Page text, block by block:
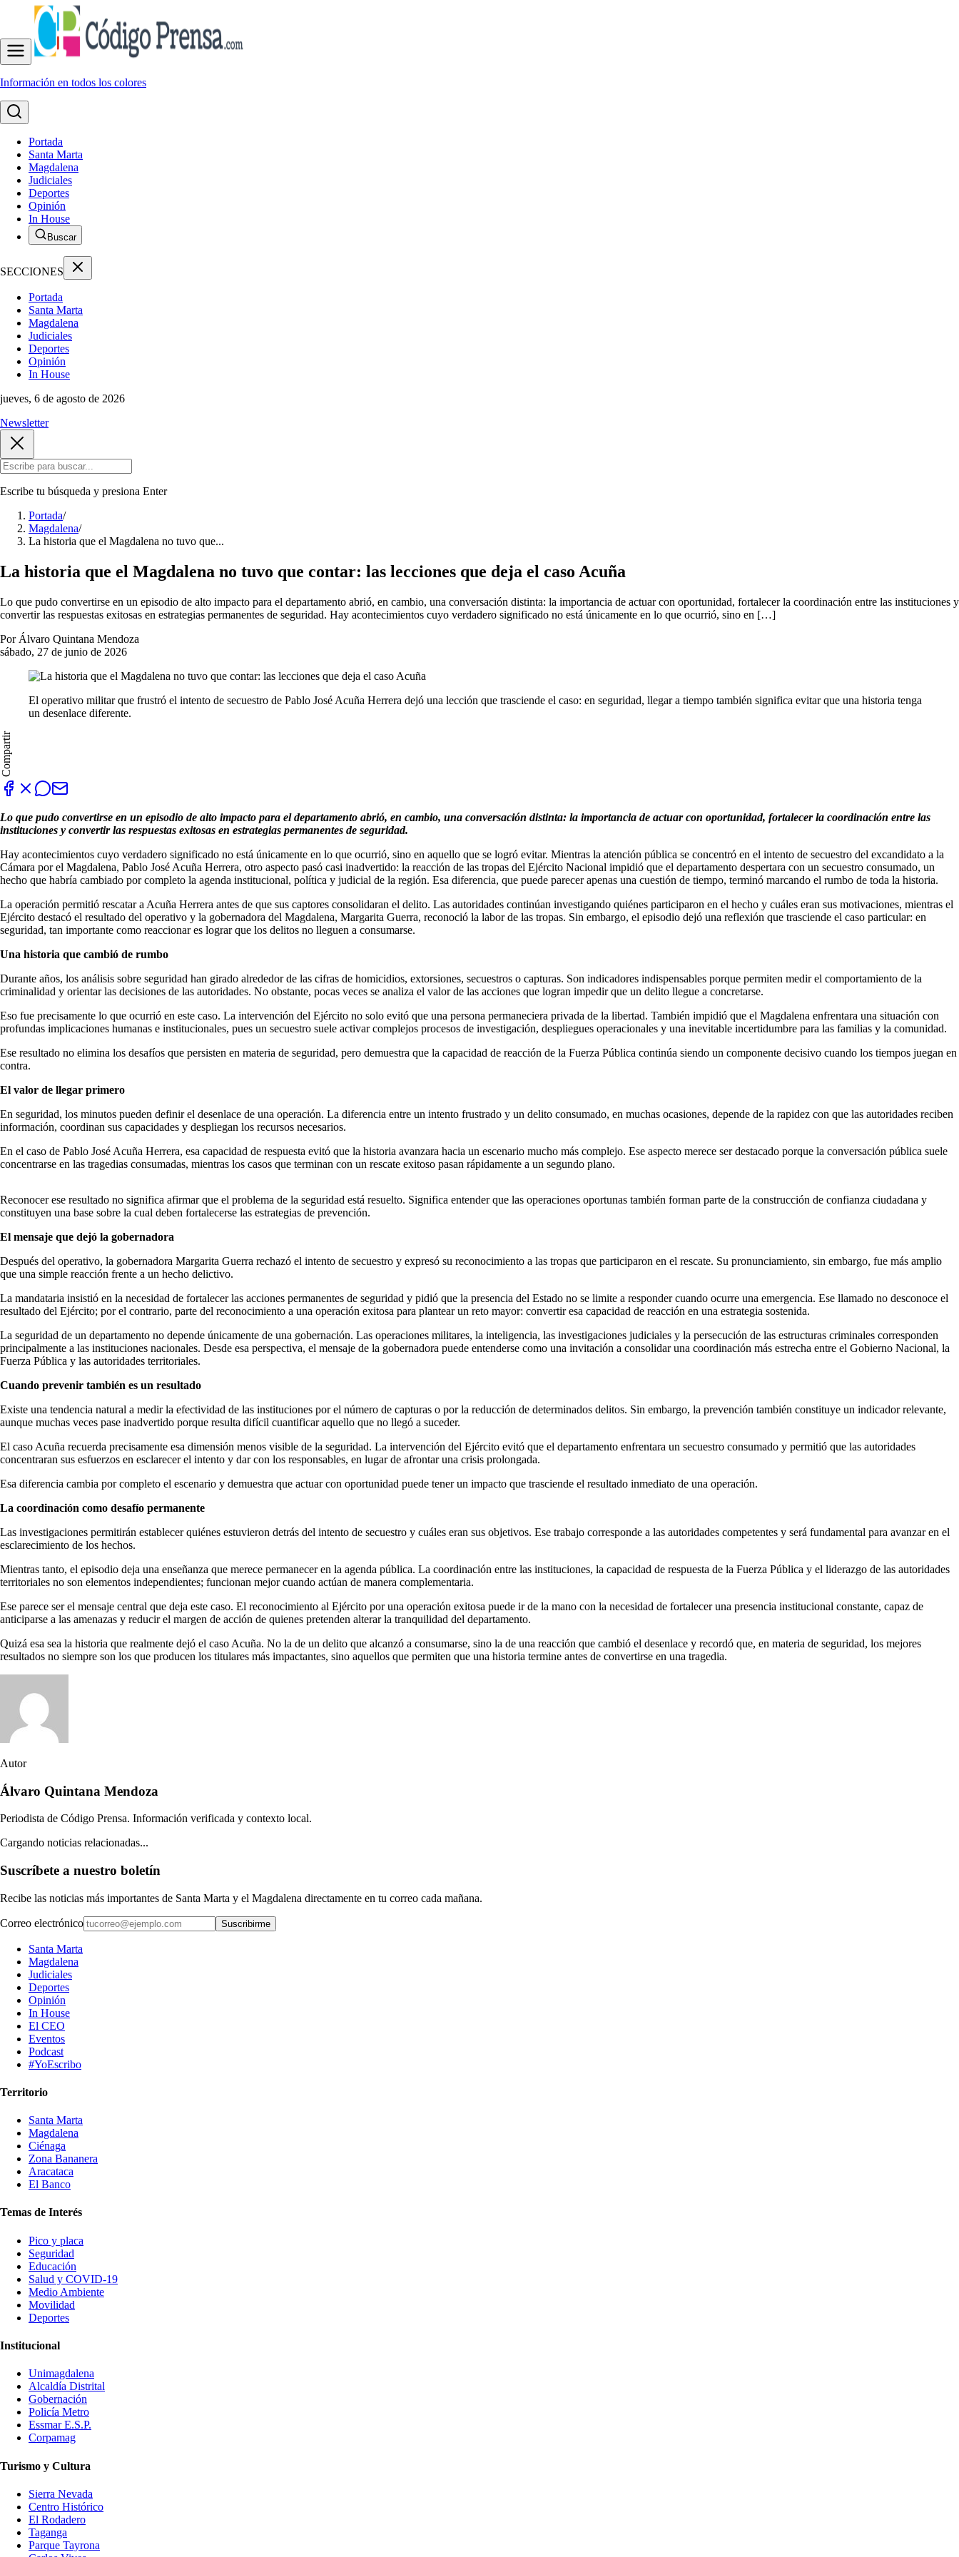
Información en todos los colores
Portada
Santa Marta
Magdalena
Judiciales
Deportes
Opinión
In House
Buscar
SECCIONES
Portada
Santa Marta
Magdalena
Judiciales
Deportes
Opinión
In House
jueves, 6 de agosto de 2026
Newsletter
Escribe tu búsqueda y presiona Enter
Portada/
Magdalena/
La historia que el Magdalena no tuvo que...
La historia que el Magdalena no tuvo que contar: las lecciones que deja el caso Acuña
Lo que pudo convertirse en un episodio de alto impacto para el departamento abrió, en cambio, una conversación distinta: la importancia de actuar con oportunidad, fortalecer la coordinación entre las instituciones y
convertir las respuestas exitosas en estrategias permanentes de seguridad. Hay acontecimientos cuyo verdadero significado no está únicamente en lo que ocurrió, sino en […]
Por Álvaro Quintana Mendoza
sábado, 27 de junio de 2026
El operativo militar que frustró el intento de secuestro de Pablo José Acuña Herrera dejó una lección que trasciende el caso: en seguridad, llegar a tiempo también significa evitar que una historia tenga
un desenlace diferente.
Compartir
Lo que pudo convertirse en un episodio de alto impacto para el departamento abrió, en cambio, una conversación distinta: la importancia de actuar con oportunidad, fortalecer la coordinación entre las
instituciones y convertir las respuestas exitosas en estrategias permanentes de seguridad.
Hay acontecimientos cuyo verdadero significado no está únicamente en lo que ocurrió, sino en aquello que se logró evitar. Mientras la atención pública se concentró en el intento de secuestro del excandidato a la
Cámara por el Magdalena, Pablo José Acuña Herrera, otro aspecto pasó casi inadvertido: la reacción de las tropas del Ejército Nacional impidió que el departamento despertara con un secuestro consumado, un
hecho que habría cambiado por completo la agenda institucional, política y judicial de la región. Esa diferencia, que puede parecer apenas una cuestión de tiempo, terminó marcando el rumbo de toda la historia.
La operación permitió rescatar a Acuña Herrera antes de que sus captores consolidaran el delito. Las autoridades continúan investigando quiénes participaron en el hecho y cuáles eran sus motivaciones, mientras el
Ejército destacó el resultado del operativo y la gobernadora del Magdalena, Margarita Guerra, reconoció la labor de las tropas. Sin embargo, el episodio dejó una reflexión que trasciende el caso particular: en
seguridad, tan importante como reaccionar es lograr que los delitos no lleguen a consumarse.
Una historia que cambió de rumbo
Durante años, los análisis sobre seguridad han girado alrededor de las cifras de homicidios, extorsiones, secuestros o capturas. Son indicadores indispensables porque permiten medir el comportamiento de la
criminalidad y orientar las decisiones de las autoridades. No obstante, pocas veces se analiza el valor de las acciones que logran impedir que un delito llegue a concretarse.
Eso fue precisamente lo que ocurrió en este caso. La intervención del Ejército no solo evitó que una persona permaneciera privada de la libertad. También impidió que el Magdalena enfrentara una situación con
profundas implicaciones humanas e institucionales, pues un secuestro suele activar complejos procesos de investigación, despliegues operacionales y una inevitable incertidumbre para las familias y la comunidad.
Ese resultado no elimina los desafíos que persisten en materia de seguridad, pero demuestra que la capacidad de reacción de la Fuerza Pública continúa siendo un componente decisivo cuando los tiempos juegan en
contra.
El valor de llegar primero
En seguridad, los minutos pueden definir el desenlace de una operación. La diferencia entre un intento frustrado y un delito consumado, en muchas ocasiones, depende de la rapidez con que las autoridades reciben
información, coordinan sus capacidades y despliegan los recursos necesarios.
En el caso de Pablo José Acuña Herrera, esa capacidad de respuesta evitó que la historia avanzara hacia un escenario mucho más complejo. Ese aspecto merece ser destacado porque la conversación pública suele
concentrarse en las tragedias consumadas, mientras los casos que terminan con un rescate exitoso pasan rápidamente a un segundo plano.
Reconocer ese resultado no significa afirmar que el problema de la seguridad está resuelto. Significa entender que las operaciones oportunas también forman parte de la construcción de confianza ciudadana y
constituyen una base sobre la cual deben fortalecerse las estrategias de prevención.
El mensaje que dejó la gobernadora
Después del operativo, la gobernadora Margarita Guerra rechazó el intento de secuestro y expresó su reconocimiento a las tropas que participaron en el rescate. Su pronunciamiento, sin embargo, fue más amplio
que una simple reacción frente a un hecho delictivo.
La mandataria insistió en la necesidad de fortalecer las acciones permanentes de seguridad y pidió que la presencia del Estado no se limite a responder cuando ocurre una emergencia. Ese llamado no desconoce el
resultado del Ejército; por el contrario, parte del reconocimiento a una operación exitosa para plantear un reto mayor: convertir esa capacidad de reacción en una estrategia sostenida.
La seguridad de un departamento no depende únicamente de una gobernación. Las operaciones militares, la inteligencia, las investigaciones judiciales y la persecución de las estructuras criminales corresponden
principalmente a las instituciones nacionales. Desde esa perspectiva, el mensaje de la gobernadora puede entenderse como una invitación a consolidar una coordinación más estrecha entre el Gobierno Nacional, la
Fuerza Pública y las autoridades territoriales.
Cuando prevenir también es un resultado
Existe una tendencia natural a medir la efectividad de las instituciones por el número de capturas o por la reducción de determinados delitos. Sin embargo, la prevención también constituye un indicador relevante,
aunque muchas veces pase inadvertido porque resulta difícil cuantificar aquello que no llegó a suceder.
El caso Acuña recuerda precisamente esa dimensión menos visible de la seguridad. La intervención del Ejército evitó que el departamento enfrentara un secuestro consumado y permitió que las autoridades
concentraran sus esfuerzos en esclarecer el intento y dar con los responsables, en lugar de afrontar una crisis prolongada.
Esa diferencia cambia por completo el escenario y demuestra que actuar con oportunidad puede tener un impacto que trasciende el resultado inmediato de una operación.
La coordinación como desafío permanente
Las investigaciones permitirán establecer quiénes estuvieron detrás del intento de secuestro y cuáles eran sus objetivos. Ese trabajo corresponde a las autoridades competentes y será fundamental para avanzar en el
esclarecimiento de los hechos.
Mientras tanto, el episodio deja una enseñanza que merece permanecer en la agenda pública. La coordinación entre las instituciones, la capacidad de respuesta de la Fuerza Pública y el liderazgo de las autoridades
territoriales no son elementos independientes; funcionan mejor cuando actúan de manera complementaria.
Ese parece ser el mensaje central que deja este caso. El reconocimiento al Ejército por una operación exitosa puede ir de la mano con la necesidad de fortalecer una presencia institucional constante, capaz de
anticiparse a las amenazas y reducir el margen de acción de quienes pretenden alterar la tranquilidad del departamento.
Quizá esa sea la historia que realmente dejó el caso Acuña. No la de un delito que alcanzó a consumarse, sino la de una reacción que cambió el desenlace y recordó que, en materia de seguridad, los mejores
resultados no siempre son los que producen los titulares más impactantes, sino aquellos que permiten que una historia termine antes de convertirse en una tragedia.
Autor
Álvaro Quintana Mendoza
Periodista de Código Prensa. Información verificada y contexto local.
Cargando noticias relacionadas...
Suscríbete a nuestro boletín
Recibe las noticias más importantes de Santa Marta y el Magdalena directamente en tu correo cada mañana.
Correo electrónico Suscribirme
Santa Marta
Magdalena
Judiciales
Deportes
Opinión
In House
El CEO
Eventos
Podcast
#YoEscribo
Territorio
Santa Marta
Magdalena
Ciénaga
Zona Bananera
Aracataca
El Banco
Temas de Interés
Pico y placa
Seguridad
Educación
Salud y COVID-19
Medio Ambiente
Movilidad
Deportes
Institucional
Unimagdalena
Alcaldía Distrital
Gobernación
Policía Metro
Essmar E.S.P.
Corpamag
Turismo y Cultura
Sierra Nevada
Centro Histórico
El Rodadero
Taganga
Parque Tayrona